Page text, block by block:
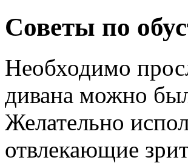
Советы по
Необходимо
дивана можно
Желательно
отвлекающие